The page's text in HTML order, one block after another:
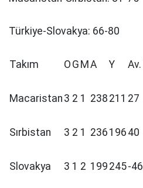
Türkiye-Slovakya: 66-80
Takım O G M A Y Av.
Macaristan 3 2 1 238 211 27
Sırbistan 3 2 1 236 196 40
Slovakya 3 1 2 199 245-46